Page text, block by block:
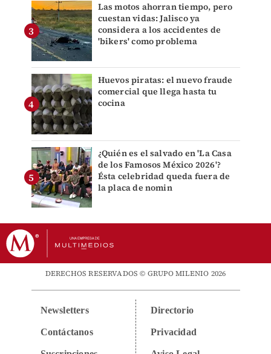
Las motos ahorran tiempo, pero
cuestan vidas: Jalisco ya
considera a los accidentes de
'bikers' como problema
Huevos piratas: el nuevo fraude
comercial que llega hasta tu
cocina
¿Quién es el salvado en 'La Casa
de los Famosos México 2026'?
Ésta celebridad queda fuera de
la placa de nomin
DERECHOS RESERVADOS © GRUPO MILENIO 2026
Newsletters
Contáctanos
Directorio
Privacidad